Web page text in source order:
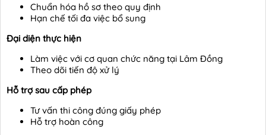
Chuẩn hóa hồ sơ theo quy định
Hạn chế tối đa việc bổ sung
Đại diện thực hiện
Làm việc với cơ quan chức năng tại Lâm Đồng
Theo dõi tiến độ xử lý
Hỗ trợ sau cấp phép
Tư vấn thi công đúng giấy phép
Hỗ trợ hoàn công